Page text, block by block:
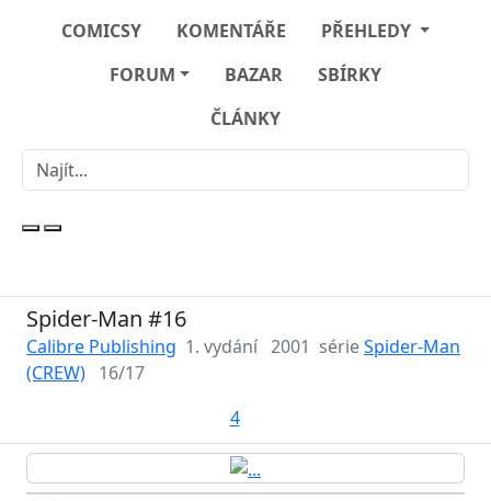
COMICSY KOMENTÁŘE
PŘEHLEDY
FORUM
BAZAR
SBÍRKY
ČLÁNKY
Spider-Man #16
Calibre Publishing 1. vydání 2001 sérieSpider-Man
(CREW) 16/17
4